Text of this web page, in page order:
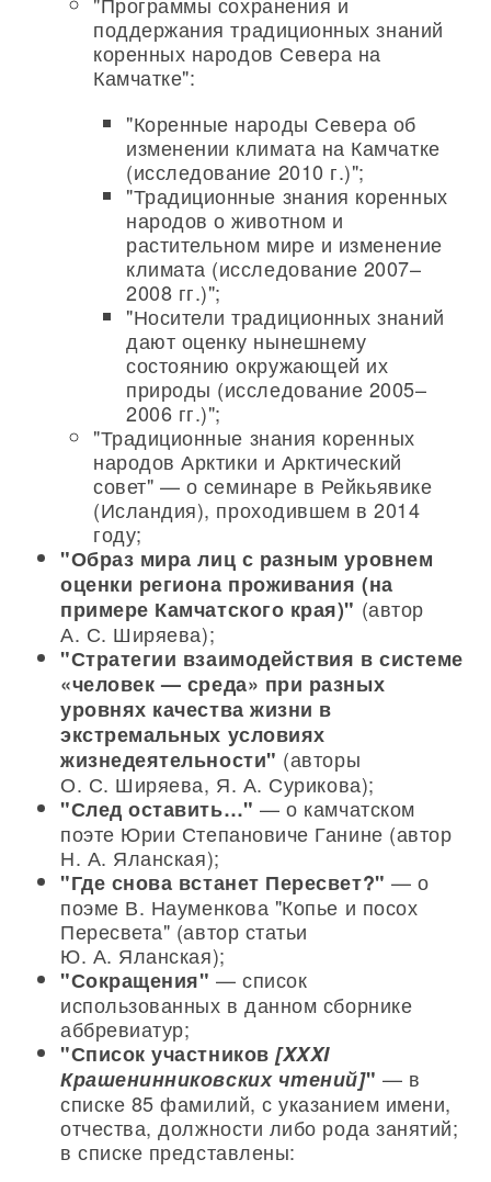
поддержания традиционных знаний
коренных народов Севера на
Камчатке":
"Коренные народы Севера об
изменении климата на Камчатке
(исследование 2010 г.)";
"Традиционные знания коренных
народов о животном и
растительном мире и изменение
климата (исследование 2007–
2008 гг.)";
"Носители традиционных знаний
дают оценку нынешнему
состоянию окружающей их
природы (исследование 2005–
2006 гг.)";
"Традиционные знания коренных
народов Арктики и Арктический
совет" — о семинаре в Рейкьявике
(Исландия), проходившем в 2014
году;
"Образ мира лиц с разным уровнем
оценки региона проживания (на
примере Камчатского края)" (автор
А. С. Ширяева);
"Стратегии взаимодействия в системе
«человек — среда» при разных
уровнях качества жизни в
экстремальных условиях
жизнедеятельности" (авторы
О. С. Ширяева, Я. А. Сурикова);
"След оставить…" — о камчатском
поэте Юрии Степановиче Ганине (автор
Н. А. Яланская);
"Где снова встанет Пересвет?" — о
поэме В. Науменкова "Копье и посох
Пересвета" (автор статьи
Ю. А. Яланская);
"Сокращения" — список
использованных в данном сборнике
аббревиатур;
"Список участников[XXXI
Крашенинниковских чтений]" — в
списке 85 фамилий, с указанием имени,
отчества, должности либо рода занятий;
в списке представлены: